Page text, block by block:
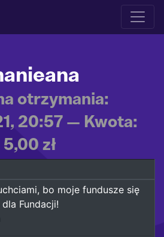
otrzymania:
20:57 — Kwota:
5,00 zł
bo moje fundusze się
Fundacji!